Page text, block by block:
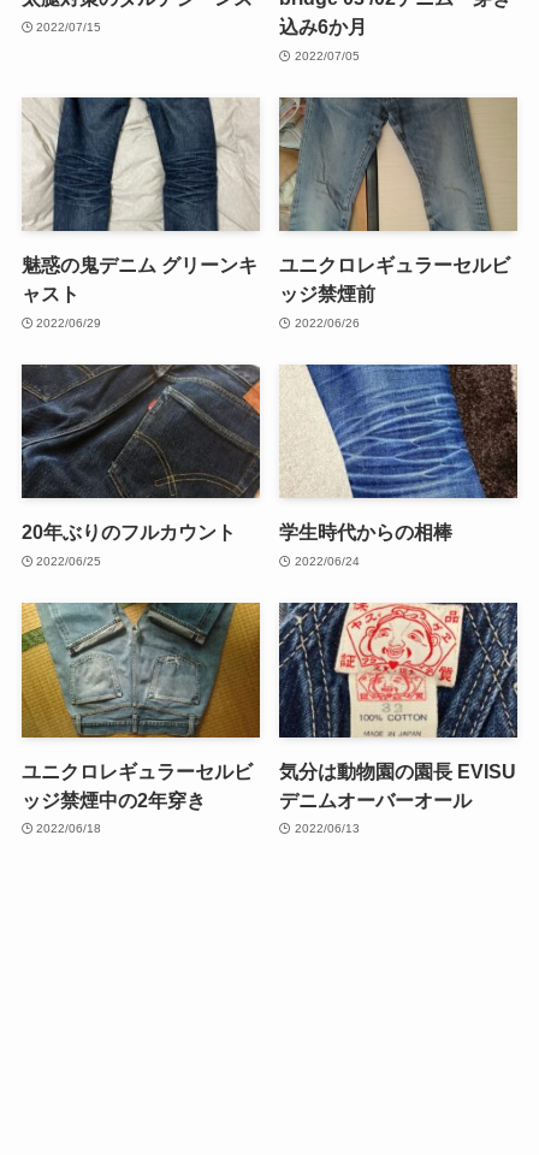
2022/07/15
込み6か月
2022/07/05
魅惑の鬼デニム グリーンキ
ャスト
2022/06/29
ユニクロレギュラーセルビ
ッジ禁煙前
2022/06/26
20年ぶりのフルカウント
2022/06/25
学生時代からの相棒
2022/06/24
ユニクロレギュラーセルビ
ッジ禁煙中の2年穿き
2022/06/18
気分は動物園の園長 EVISU
デニムオーバーオール
2022/06/13